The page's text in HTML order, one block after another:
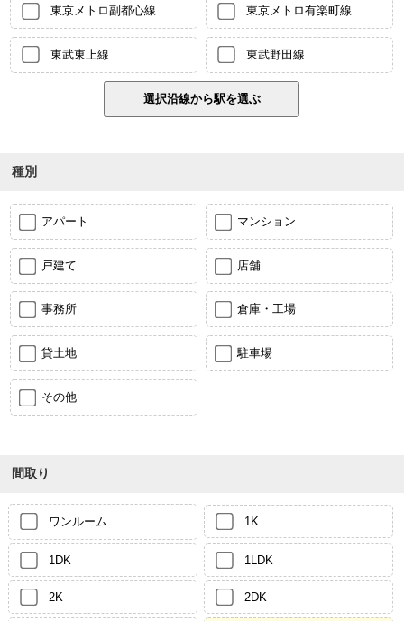
東京メトロ副都心線 東京メトロ有楽町線
東武東上線 東武野田線
種別
アパート マンション
戸建て 店舗
事務所 倉庫・工場
貸土地 駐車場
その他
間取り
ワンルーム 1K
1DK 1LDK
2K 2DK